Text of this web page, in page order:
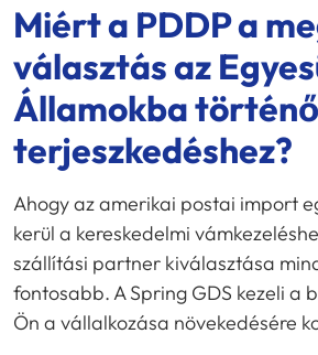
Miért a PDDP a
választás az
Államokba történő
terjeszkedéshez?
Ahogy az amerikai postai import
kerül a kereskedelmi
szállítási partner kiválasztása
fontosabb. A Spring GDS kezeli a
Ön a vállalkozása növekedésére